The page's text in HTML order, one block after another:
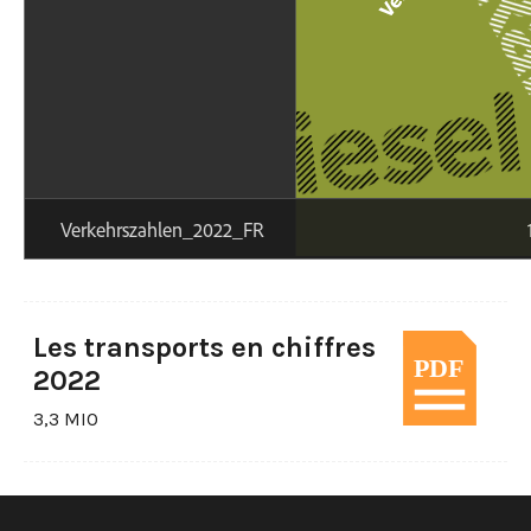
Les transports en chiffres
2022
3,3 MIO